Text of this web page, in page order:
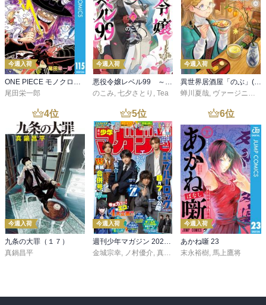
今週入荷
ONE PIECE モノクロ版 115
尾田栄一郎
今週入荷
悪役令嬢レベル99 ～私は裏ボスですが魔王ではありません～ その６
のこみ, 七夕さとり , Tea
今週入荷
異世界居酒屋「のぶ」(22)
蝉川夏哉, ヴァージニア二等兵
4位
今週入荷
九条の大罪（１７）
真鍋昌平
5位
今週入荷
週刊少年マガジン 2026年36・37号[2026年8月5日発売]
金城宗幸, ノ村優介, 真島ヒロ ,宮島礼吏,新川直司
6位
今週入荷
あかね噺 23
末永裕樹, 馬上鷹将